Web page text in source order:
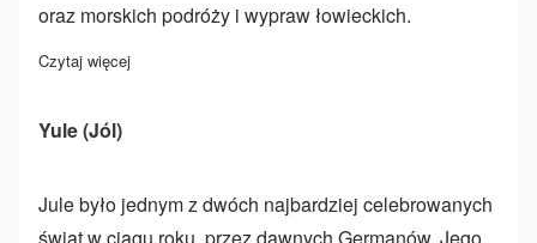
oraz morskich podróży i wypraw łowieckich.
Czytaj więcej
Yule (Jól)
Jule było jednym z dwóch najbardziej celebrowanych